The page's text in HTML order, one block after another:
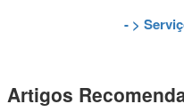
- >
Artigos